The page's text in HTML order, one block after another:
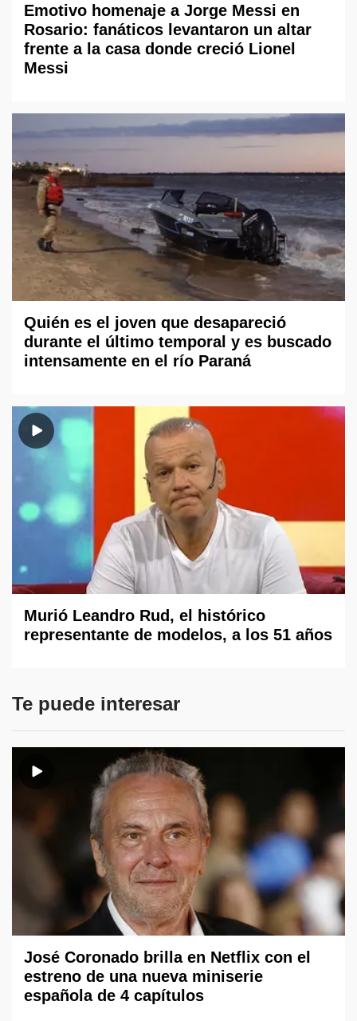
Emotivo homenaje a Jorge Messi en
Rosario: fanáticos levantaron un altar
frente a la casa donde creció Lionel
Messi
Quién es el joven que desapareció
durante el último temporal y es buscado
intensamente en el río Paraná
Murió Leandro Rud, el histórico
representante de modelos, a los 51 años
Te puede interesar
José Coronado brilla en Netflix con el
estreno de una nueva miniserie
española de 4 capítulos